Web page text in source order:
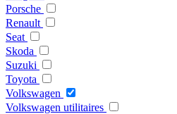
Porsche
Renault
Seat
Skoda
Suzuki
Toyota
Volkswagen
Volkswagen utilitaires